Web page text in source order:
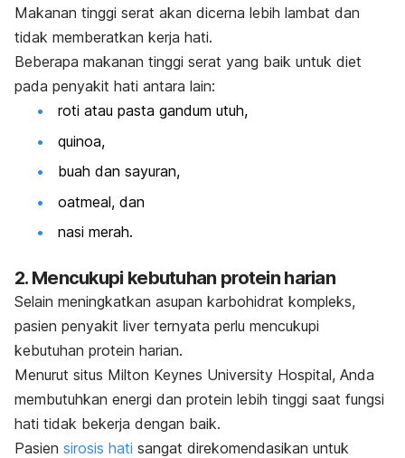
Makanan tinggi serat akan dicerna lebih lambat dan
tidak memberatkan kerja hati.
Beberapa makanan tinggi serat yang baik untuk diet
pada penyakit hati antara lain:
roti atau pasta gandum utuh,
quinoa,
buah dan sayuran,
oatmeal, dan
nasi merah.
2. Mencukupi kebutuhan protein harian
Selain meningkatkan asupan karbohidrat kompleks,
pasien penyakit liver ternyata perlu mencukupi
kebutuhan protein harian.
Menurut situs Milton Keynes University Hospital, Anda
membutuhkan energi dan protein lebih tinggi saat fungsi
hati tidak bekerja dengan baik.
Pasien sirosis hati sangat direkomendasikan untuk